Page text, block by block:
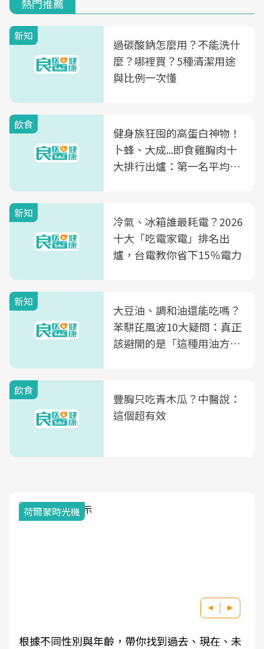
熱門推薦
新知
過碳酸鈉怎麼用？不能洗什
麼？哪裡買？5種清潔用途
與比例一次懂
飲食
健身族狂囤的高蛋白神物！
卜蜂、大成...即食雞胸肉十
大排行出爐：第一名平均一
新知
冷氣、冰箱誰最耗電？2026
十大「吃電家電」排名出
爐，台電教你省下15％電力
新知
大豆油、調和油還能吃嗎？
苯駢芘風波10大疑問：真正
該避開的是「這種用油方
飲食
豐胸只吃青木瓜？中醫說：
這個超有效
荷爾蒙時光機
根據不同性別與年齡，帶你找到過去、現在、未